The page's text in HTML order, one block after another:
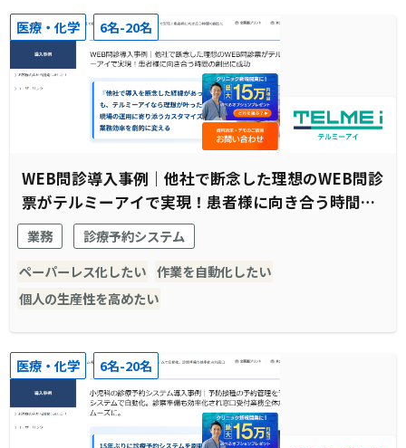
医療・化学 6名-20名
WEB問診導入事例｜他社で断念した理想のWEB問診
票がテルミーアイで実現！患者様に向き合う時間の
創出に成功
業務
診療予約システム
ペーパーレス化したい 作業を自動化したい
個人の生産性を高めたい
医療・化学 6名-20名